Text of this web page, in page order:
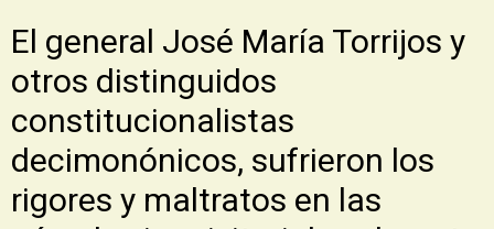
El general José María Torrijos y
otros distinguidos
constitucionalistas
decimonónicos, sufrieron los
rigores y maltratos en las